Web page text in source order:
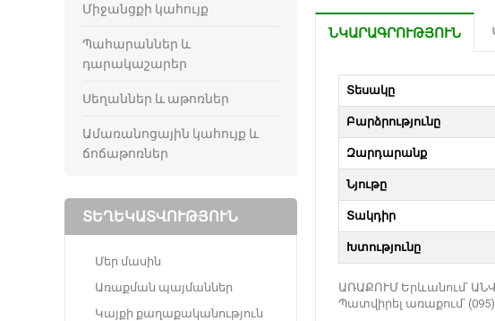
Միջանցքի կահույք
Պահարաններ և
դարակաշարեր
Սեղաններ և աթոռներ
Ամառանոցային կահույք և
ճոճաթոռներ
ՏԵՂԵԿԱՏՎՈՒԹՅՈՒՆ
Մեր մասին
Առաքման պայմաններ
Կայքի քաղաքականություն
ՆԿԱՐԱԳՐՈՒԹՅՈՒՆ
Տեսակը
Բարձրությունը
Զարդարանք
Նյութը
Տակդիր
Խտությունը
ԱՌԱՔՈՒՄ Երևանում՝
Պատվիրել առաքում՝ (095)